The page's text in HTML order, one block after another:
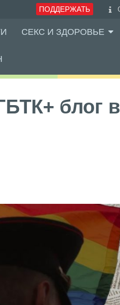
ПОДДЕРЖАТЬ
СЕКС И ЗДОРОВЬЕ
блог в